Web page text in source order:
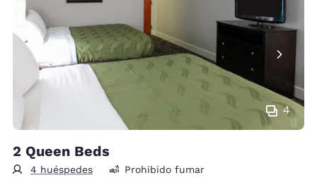
4
2 Queen Beds
4 huéspedes Prohibido fumar